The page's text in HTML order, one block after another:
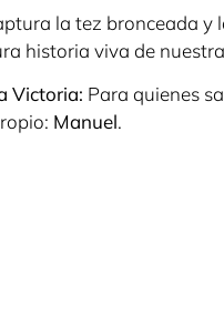
la tez bronceada y
historia viva de
Victoria: Para quienes
Manuel.